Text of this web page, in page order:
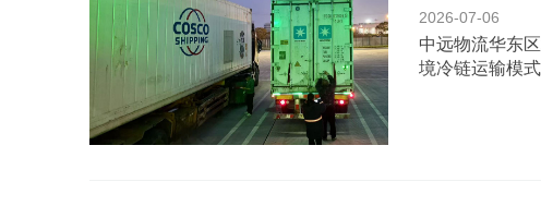
2026-07-06
中远物流华东
境冷链运输模式